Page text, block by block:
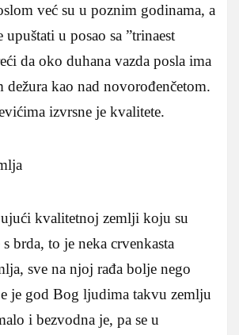
već su u poznim godinama, a
upuštati u posao sa ”trinaest
da oko duhana vazda posla ima
dežura kao nad novorođenčetom.
izvrsne je kvalitete.
kvalitetnoj zemlji koju su
brda, to je neka crvenkasta
sve na njoj rađa bolje nego
je god Bog ljudima takvu zemlju
i bezvodna je, pa se u